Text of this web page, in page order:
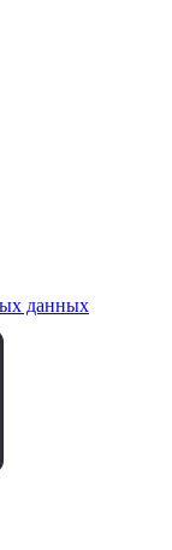
данных